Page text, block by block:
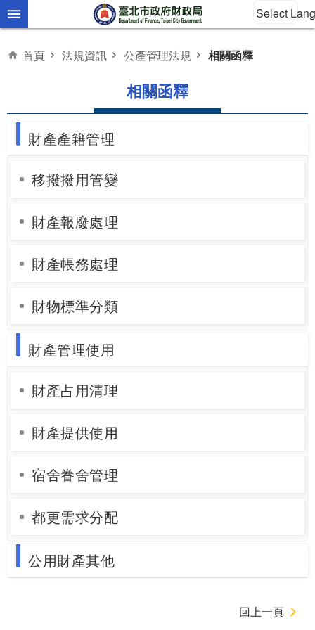
跳到主要內容區塊 Select
首頁 法規資訊 公產管理法規 相關函釋
相關函釋
財產產籍管理
移撥撥用管變
財產報廢處理
財產帳務處理
財物標準分類
財產管理使用
財產占用清理
財產提供使用
宿舍眷舍管理
都更需求分配
公用財產其他
回上一頁